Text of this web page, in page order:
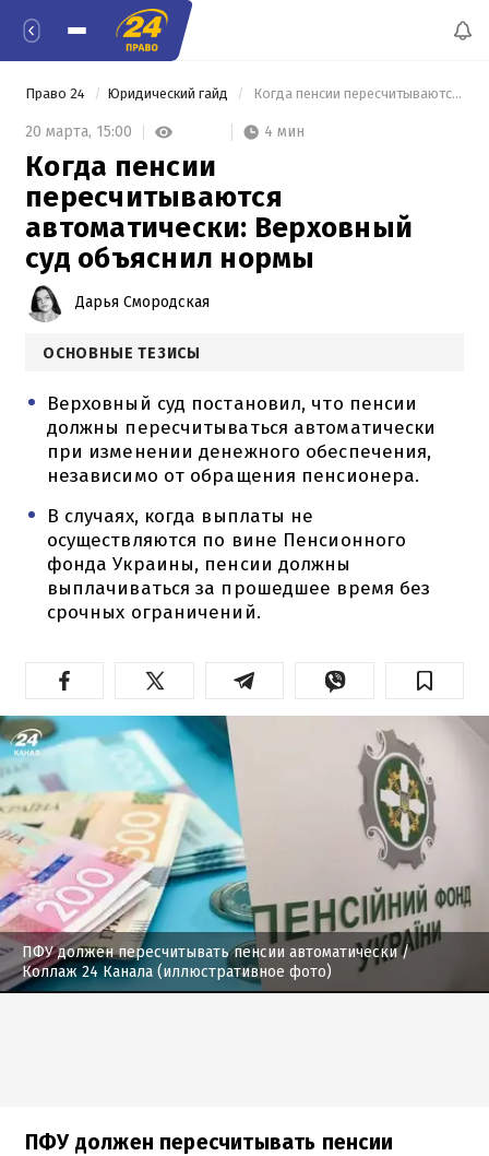
Право 24 Юридический гайд Когда пенсии пересчитываются автоматически: Верховный суд объяснил нормы
20 марта, 15:00 4 мин
Когда пенсии
пересчитываются
автоматически: Верховный
суд объяснил нормы
Дарья Смородская
ОСНОВНЫЕ ТЕЗИСЫ
Верховный суд постановил, что пенсии
должны пересчитываться автоматически
при изменении денежного обеспечения,
независимо от обращения пенсионера.
В случаях, когда выплаты не
осуществляются по вине Пенсионного
фонда Украины, пенсии должны
выплачиваться за прошедшее время без
срочных ограничений.
ПФУ должен пересчитывать пенсии автоматически/
Коллаж 24 Канала (иллюстративное фото)
ПФУ должен пересчитывать пенсии